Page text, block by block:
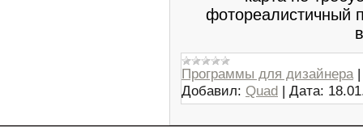
фотореалистичный
Программы для дизайнера
Добавил: Quad | Дата: